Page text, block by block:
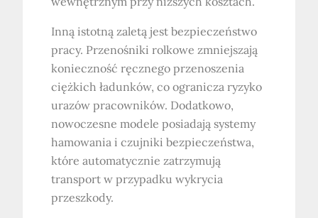
Inną istotną zaletą jest bezpieczeństwo
pracy. Przenośniki rolkowe zmniejszają
konieczność ręcznego przenoszenia
ciężkich ładunków, co ogranicza ryzyko
urazów pracowników. Dodatkowo,
nowoczesne modele posiadają systemy
hamowania i czujniki bezpieczeństwa,
które automatycznie zatrzymują
transport w przypadku wykrycia
przeszkody.